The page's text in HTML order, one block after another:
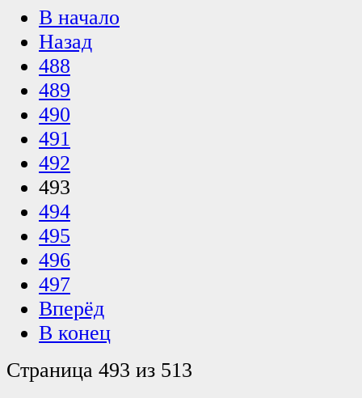
В начало
Назад
488
489
490
491
492
493
494
495
496
497
Вперёд
В конец
Страница 493 из 513